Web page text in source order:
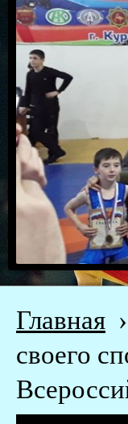
Главная ›
своего